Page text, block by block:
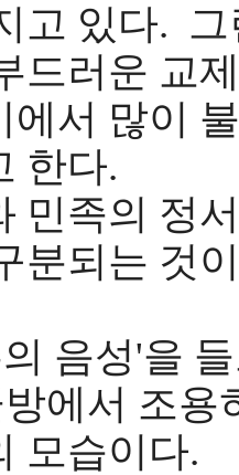
고 있다.
드러운 교
에서 많이
한다.
민족의 정
분되는 것
음성'을
에서 조용
모습이다.